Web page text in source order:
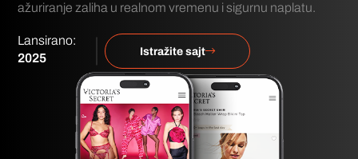
ažuriranje zaliha u realnom vremenu i sigurnu naplatu.
Lansirano:
2025
Istražite sajt